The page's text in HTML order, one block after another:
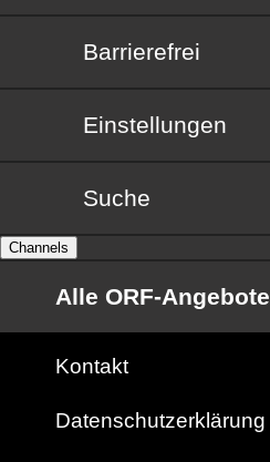
Barrierefrei
Barrierefrei
Einstellungen
Suche
Channels
Alle ORF-Angebote
Kontakt
Datenschutzerklärung